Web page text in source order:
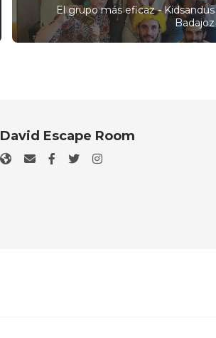
El grupo más eficaz - Kidsandus
Badajoz
David Escape Room